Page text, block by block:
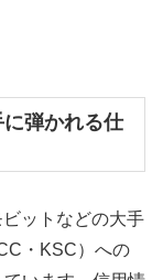
弾かれる仕
ットなどの大手
・KSC）への